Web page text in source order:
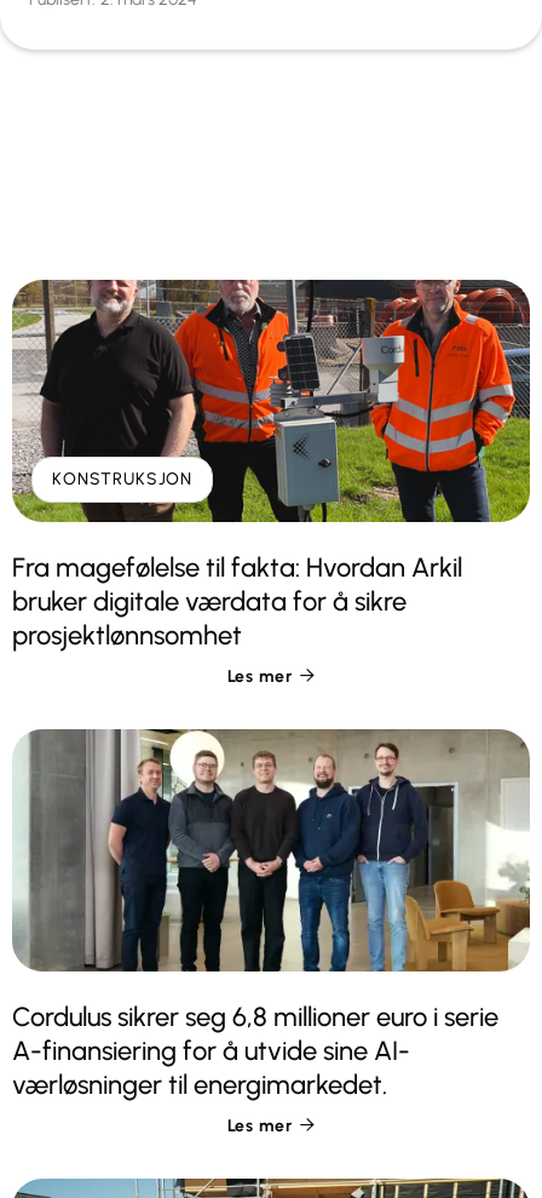
KONSTRUKSJON
Fra magefølelse til fakta: Hvordan Arkil
bruker digitale værdata for å sikre
prosjektlønnsomhet
Les mer 
Cordulus sikrer seg 6,8 millioner euro i serie
A-finansiering for å utvide sine AI-
værløsninger til energimarkedet.
Les mer 